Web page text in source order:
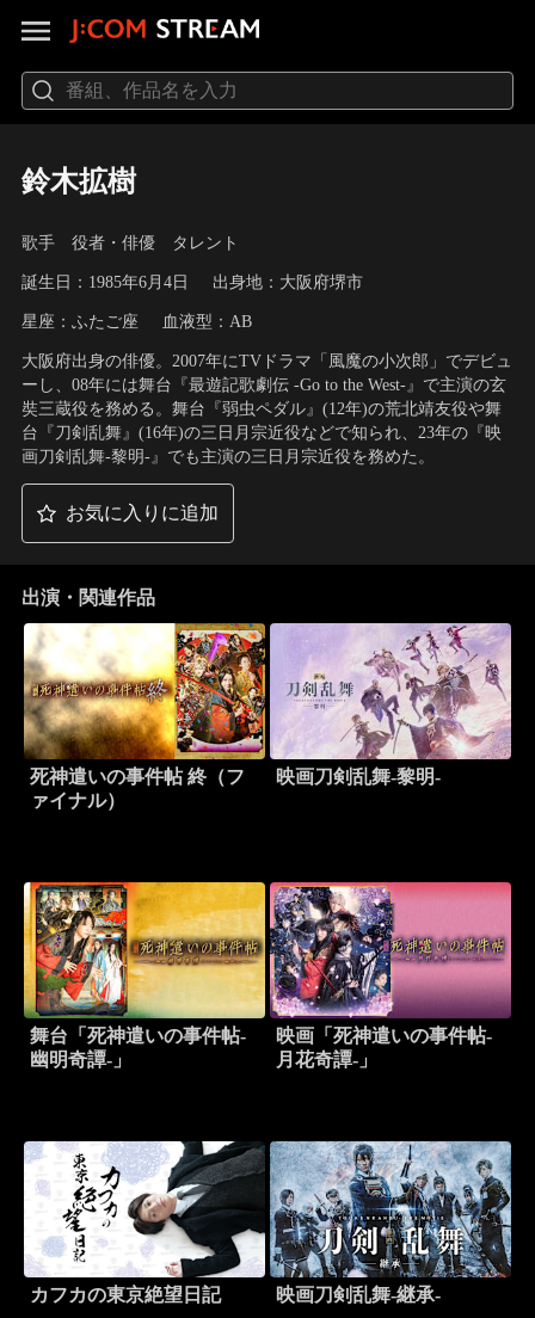
鈴木拡樹
歌手 役者・俳優 タレント
誕生日：1985年6月4日 出身地：大阪府堺市
星座：ふたご座 血液型：AB
大阪府出身の俳優。2007年にTVドラマ「風魔の小次郎」でデビュ
ーし、08年には舞台『最遊記歌劇伝 -Go to the West-』で主演の玄
奘三蔵役を務める。舞台『弱虫ペダル』(12年)の荒北靖友役や舞
台『刀剣乱舞』(16年)の三日月宗近役などで知られ、23年の『映
画刀剣乱舞-黎明-』でも主演の三日月宗近役を務めた。
お気に入りに追加
出演・関連作品
死神遣いの事件帖 終（フ
ァイナル）
映画刀剣乱舞-黎明-
舞台「死神遣いの事件帖-
幽明奇譚-」
映画「死神遣いの事件帖-
月花奇譚-」
カフカの東京絶望日記 映画刀剣乱舞-継承-